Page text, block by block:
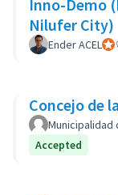
Inno-Demo
Nilufer City)
Ender ACEL
Concejo de
Municipalidad
Accepted